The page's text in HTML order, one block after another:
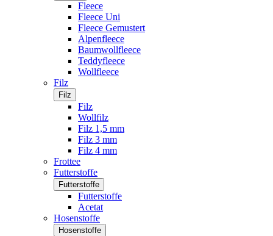
Fleece
Fleece Uni
Fleece Gemustert
Alpenfleece
Baumwollfleece
Teddyfleece
Wollfleece
Filz
Filz
Filz
Wollfilz
Filz 1,5 mm
Filz 3 mm
Filz 4 mm
Frottee
Futterstoffe
Futterstoffe
Futterstoffe
Acetat
Hosenstoffe
Hosenstoffe